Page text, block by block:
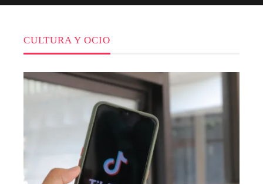
CULTURA Y OCIO